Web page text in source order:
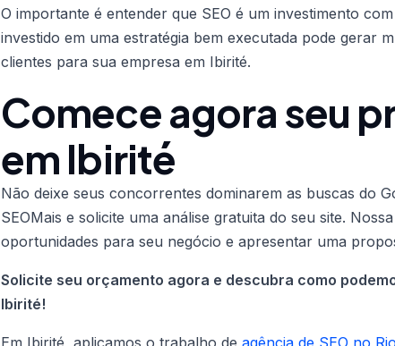
O importante é entender que SEO é um investimento
investido em uma estratégia bem executada pode gerar
clientes para sua empresa em Ibirité.
Comece agora seu
em Ibirité
Não deixe seus concorrentes dominarem as buscas do
SEOMais e solicite uma análise gratuita do seu site.
oportunidades para seu negócio e apresentar uma
Solicite seu orçamento agora e descubra como
Ibirité!
Em Ibirité, aplicamos o trabalho de agência de SEO no